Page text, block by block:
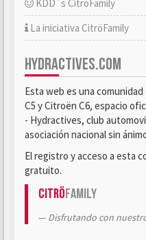
KDD´s CitröFamily
La iniciativa CitröFamily
HYDRACTIVES.COM
Esta web es una
C5 y Citroën C6, espacio
- Hydractives, club
asociación nacional sin
El registro y acceso a esta
gratuito.
CitröFamily
Disfrutando con